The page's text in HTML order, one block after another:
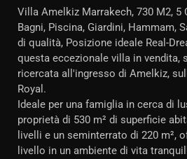
Villa Amelkiz Marrakech, 730 M2, 5
Bagni, Piscina, Giardini, Hammam,
di qualità, Posizione ideale Real-
questa eccezionale villa in vendita,
ricercata all'ingresso di Amelkiz,
Royal.
Ideale per una famiglia in cerca di
proprietà di 530 m² di superficie
livelli e un seminterrato di 220 m²,
livello in un ambiente di vita